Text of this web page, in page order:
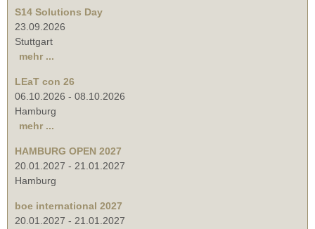
S14 Solutions Day
23.09.2026
Stuttgart
mehr ...
LEaT con 26
06.10.2026 - 08.10.2026
Hamburg
mehr ...
HAMBURG OPEN 2027
20.01.2027 - 21.01.2027
Hamburg
boe international 2027
20.01.2027 - 21.01.2027